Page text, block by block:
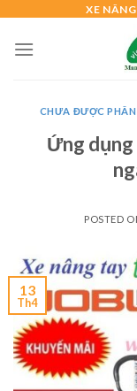
content
XE
CHƯA ĐƯỢC
Ứng
POSTED
13
Th4